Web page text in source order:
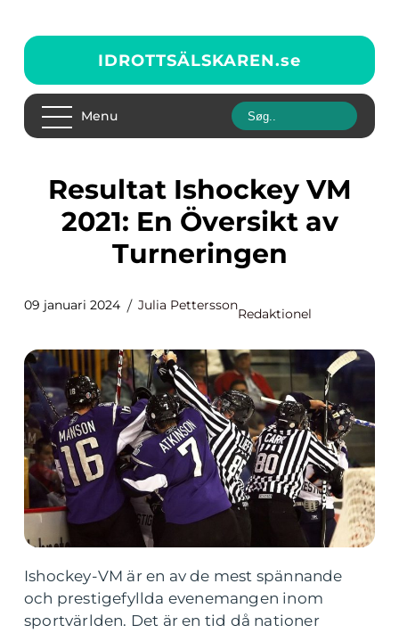
IDROTTSÄLSKAREN.se
Menu
Resultat Ishockey VM
2021: En Översikt av
Turneringen
09 januari 2024 Julia Pettersson
Redaktionel
Ishockey-VM är en av de mest spännande
och prestigefyllda evenemangen inom
sportvärlden. Det är en tid då nationer